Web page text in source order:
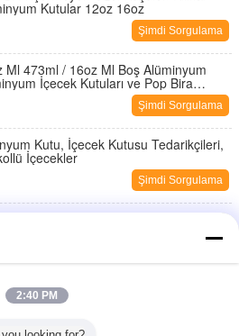
Kutular 12oz 16oz
Şimdi Sorgulama
Ml 473ml / 16oz Ml Boş Alüminyum
İçecek Kutuları ve Pop Bira
Şimdi Sorgulama
Kutu, İçecek Kutusu Tedarikçileri,
İçecekler
Şimdi Sorgulama
Yuvarlak Alüminyum İçecekler
2:40 PM